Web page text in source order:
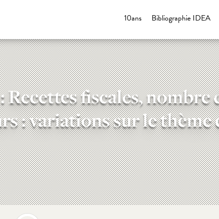
Bibliographie IDEA
10ans
Recettes fiscales,
: variations sur le thème